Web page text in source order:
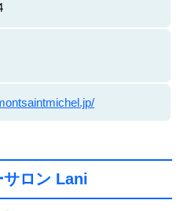
サロン Lani